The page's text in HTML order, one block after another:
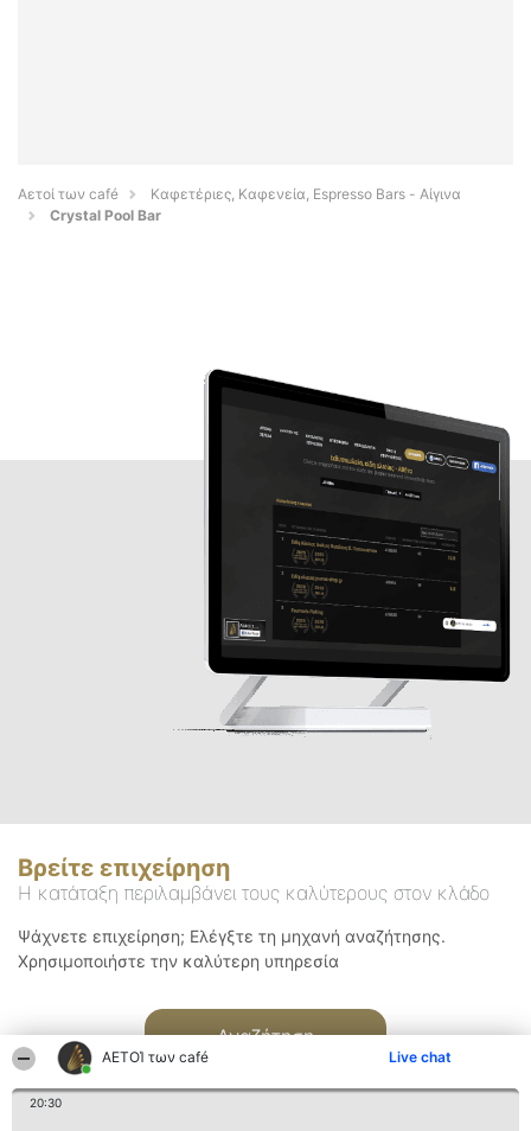
ΑΕΤΟΊ των café Live chat
20:30
Αετοί των café
Καφετέριες, Καφενεία, Espresso Bars - Αίγινα
Crystal Pool Bar
Βρείτε επιχείρηση
Η κατάταξη περιλαμβάνει τους καλύτερους στον κλάδο
Ψάχνετε επιχείρηση; Ελέγξτε τη μηχανή αναζήτησης.
Χρησιμοποιήστε την καλύτερη υπηρεσία
Αναζήτηση